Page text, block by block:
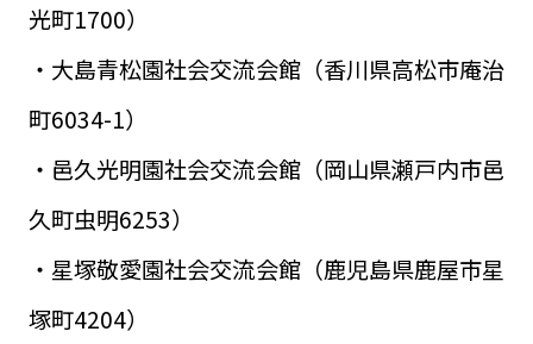
光町1700）
・大島青松園社会交流会館（香川県高松市庵治
町6034-1）
・邑久光明園社会交流会館（岡山県瀬戸内市邑
久町虫明6253）
・星塚敬愛園社会交流会館（鹿児島県鹿屋市星
塚町4204）